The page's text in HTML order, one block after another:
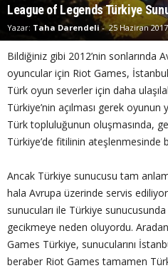
League of Legends Türkiye
Yazar: Taha Darendeli - 25 Haziran 2017
Bildiğiniz gibi 2012’nin sonlarında
oyuncular için Riot Games,
Türk oyun severler için daha
Türkiye’nin açılması gerek
Türk topluluğunun oluşmasında,
Türkiye’de fitilinin ateşlenmesinde
Ancak Türkiye sunucusu tam
hala Avrupa üzerinde servis
sunucuları ile Türkiye
gecikmeye neden oluyordu.
Games Türkiye, sunucularını
beraber Riot Games tamamen